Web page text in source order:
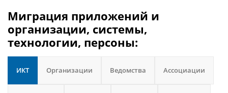
Миграция приложений и
организации, системы,
технологии, персоны:
ИКТ Организации Ведомства Ассоциации